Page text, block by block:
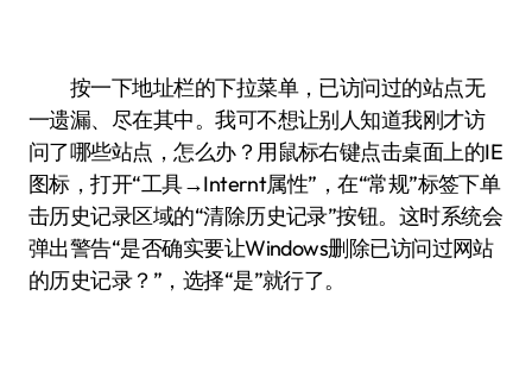
按一下地址栏的下拉菜单，已访问过的站点无
一遗漏、尽在其中。我可不想让别人知道我刚才访
问了哪些站点，怎么办？用鼠标右键点击桌面上的IE
图标，打开“工具→Internt属性”，在“常规”标签下单
击历史记录区域的“清除历史记录”按钮。这时系统会
弹出警告“是否确实要让Windows删除已访问过网站
的历史记录？”，选择“是”就行了。